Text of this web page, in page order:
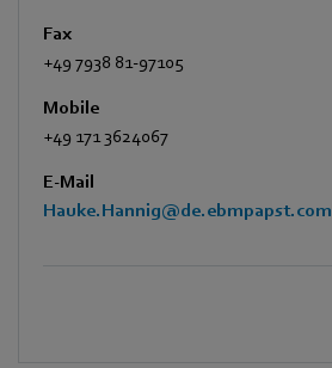
Fax
+49 7938 81-97105
Mobile
+49 171 3624067
E-Mail
Hauke.Hannig@de.ebmpapst.com